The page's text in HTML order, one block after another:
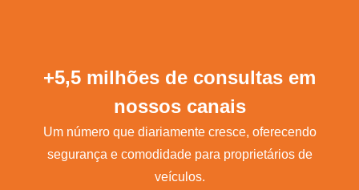
+5,5 milhões de consultas em
nossos canais
Um número que diariamente cresce, oferecendo
segurança e comodidade para proprietários de
veículos.